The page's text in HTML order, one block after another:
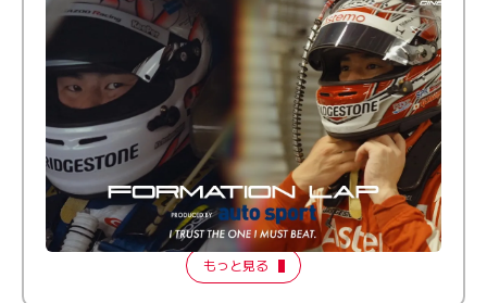
倒す相手を、信じてる。小林利徠斗 × 野村勇斗
【FORMATION LAP Produced by auto sport】
2026 Episode 2
もっと見る